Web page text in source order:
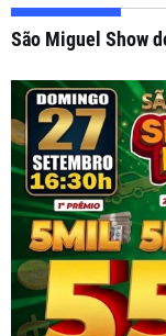
São Miguel Show